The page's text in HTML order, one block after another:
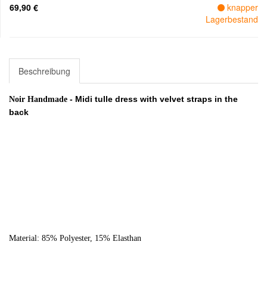
69,90 €
knapper
Lagerbestand
Beschreibung
Noir Handmade - Midi tulle dress with velvet straps in the
back
Material: 85% Polyester, 15% Elasthan